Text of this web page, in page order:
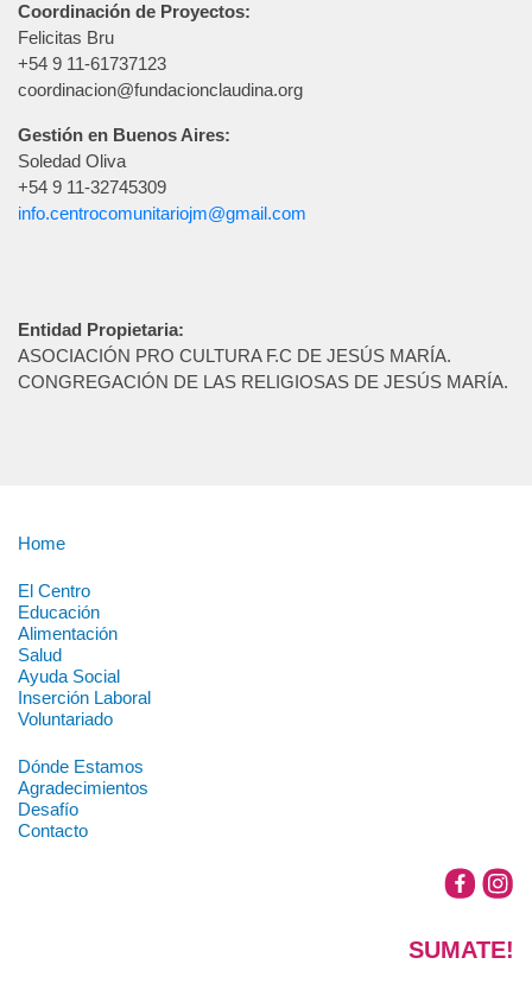
Coordinación de Proyectos:
Felicitas Bru
+54 9 11-61737123
coordinacion@fundacionclaudina.org
Gestión en Buenos Aires:
Soledad Oliva
+54 9 11-32745309
info.centrocomunitariojm@gmail.com
Entidad Propietaria:
ASOCIACIÓN PRO CULTURA F.C DE JESÚS MARÍA.
CONGREGACIÓN DE LAS RELIGIOSAS DE JESÚS MARÍA.
Home
El Centro
Educación
Alimentación
Salud
Ayuda Social
Inserción Laboral
Voluntariado
Dónde Estamos
Agradecimientos
Desafío
Contacto
SUMATE!